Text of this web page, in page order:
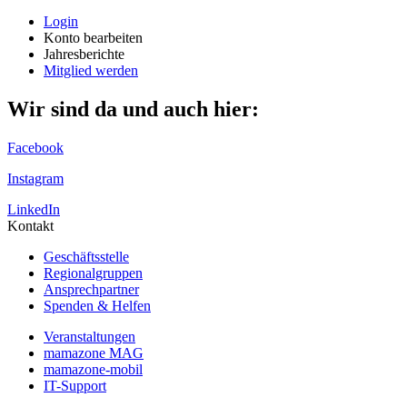
Login
Konto bearbeiten
Jahresberichte
Mitglied werden
Wir sind da und auch hier:
Facebook
Instagram
LinkedIn
Kontakt
Geschäftsstelle
Regionalgruppen
Ansprechpartner
Spenden & Helfen
Veranstaltungen
mamazone MAG
mamazone-mobil
IT-Support